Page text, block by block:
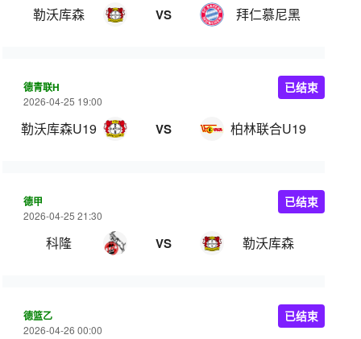
勒沃库森 VS 拜仁慕尼黑
德青联H
2026-04-25 19:00
勒沃库森U19 VS 柏林联合U19
已结束
德甲
2026-04-25 21:30
科隆 VS 勒沃库森
已结束
德篮乙
2026-04-26 00:00
已结束